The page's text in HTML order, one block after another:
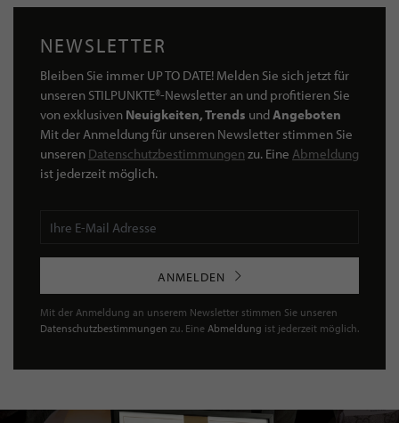
NEWSLETTER
Bleiben Sie immer UP TO DATE! Melden Sie sich jetzt für
unseren STILPUNKTE®-Newsletter an und profitieren Sie
von exklusiven Neuigkeiten, Trends undAngeboten
Mit der Anmeldung für unseren Newsletter stimmen Sie
unseren Datenschutzbestimmungen zu. Eine Abmeldung
ist jederzeit möglich.
ANMELDEN
Mit der Anmeldung an unserem Newsletter stimmen Sie unseren
Datenschutzbestimmungen zu. Eine Abmeldung ist jederzeit möglich.